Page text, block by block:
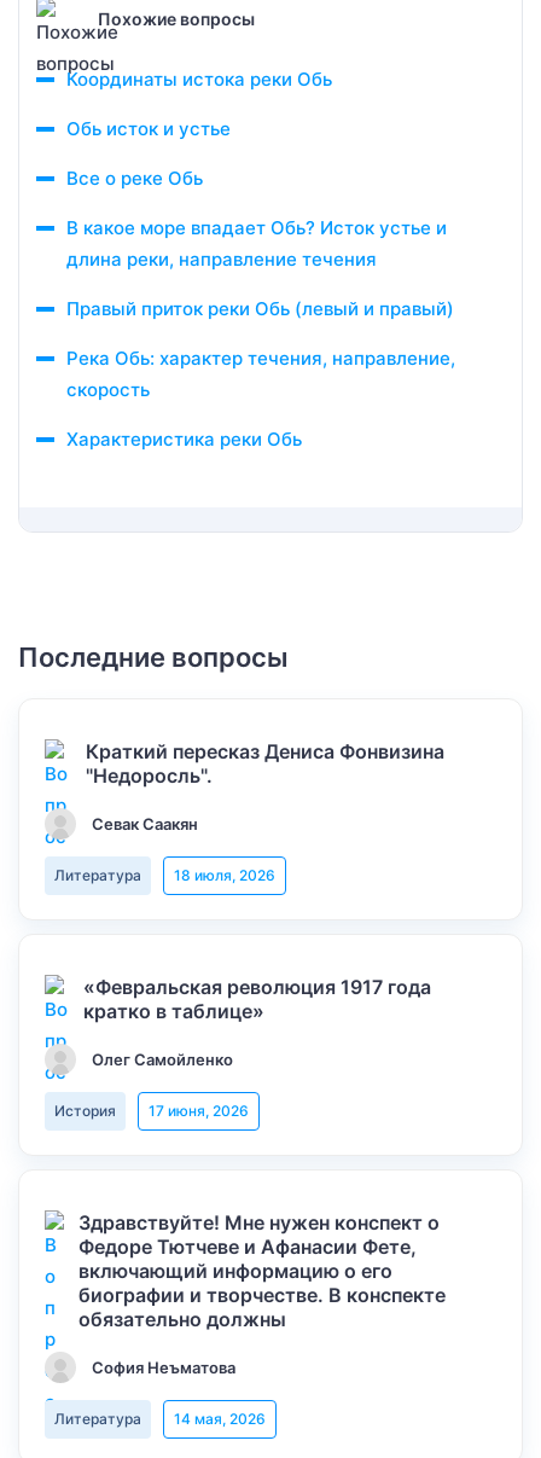
Похожие вопросы
Координаты истока реки Обь
Обь исток и устье
Все о реке Обь
В какое море впадает Обь? Исток устье и
длина реки, направление течения
Правый приток реки Обь (левый и правый)
Река Обь: характер течения, направление,
скорость
Характеристика реки Обь
Последние вопросы
Краткий пересказ Дениса Фонвизина
"Недоросль".
Севак Саакян
Литература 18 июля, 2026
«Февральская революция 1917 года
кратко в таблице»
Олег Самойленко
История 17 июня, 2026
Здравствуйте! Мне нужен конспект о
Федоре Тютчеве и Афанасии Фете,
включающий информацию о его
биографии и творчестве. В конспекте
обязательно должны
София Неъматова
Литература 14 мая, 2026